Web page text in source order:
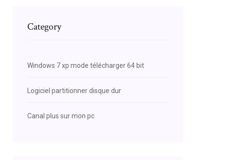
Category
Windows 7 xp mode télécharger 64 bit
Logiciel partitionner disque dur
Canal plus sur mon pc